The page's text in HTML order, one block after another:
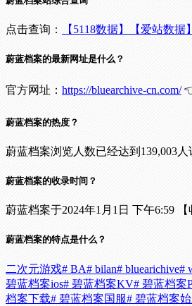
点击查询： 【5118数据】 【爱站数据】
蔚蓝档案的最新网址是什么？
官方网址： https://bluearchive-cn.com/
蔚蓝档案的热度？
蔚蓝档案浏览人数已经达到139,003人
蔚蓝档案的收录时间？
蔚蓝档案于2024年1月1日 下午6:59 【
蔚蓝档案的特点是什么？
二次元游戏# BA# bilan# bluearichive#
碧蓝档案ios# 碧蓝档案KV# 碧蓝档案
档案下载# 碧蓝档案国服# 碧蓝档案